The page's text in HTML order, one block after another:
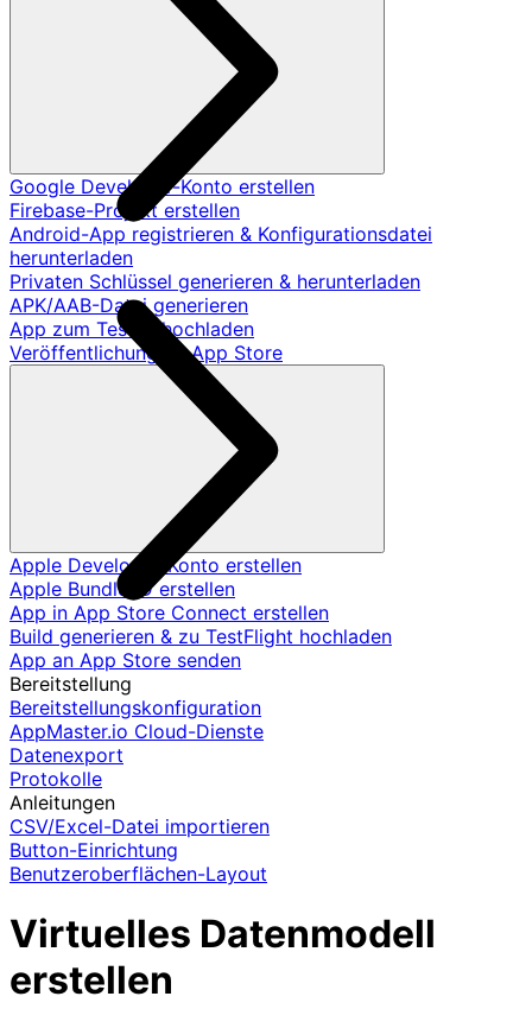
Google Developer-Konto erstellen
Firebase-Projekt erstellen
Android-App registrieren & Konfigurationsdatei
herunterladen
Privaten Schlüssel generieren & herunterladen
APK/AAB-Datei generieren
App zum Testen hochladen
Veröffentlichung im App Store
Apple Developer-Konto erstellen
Apple Bundle ID erstellen
App in App Store Connect erstellen
Build generieren & zu TestFlight hochladen
App an App Store senden
Bereitstellung
Bereitstellungskonfiguration
AppMaster.io Cloud-Dienste
Datenexport
Protokolle
Anleitungen
CSV/Excel-Datei importieren
Button-Einrichtung
Benutzeroberflächen-Layout
Virtuelles Datenmodell
erstellen